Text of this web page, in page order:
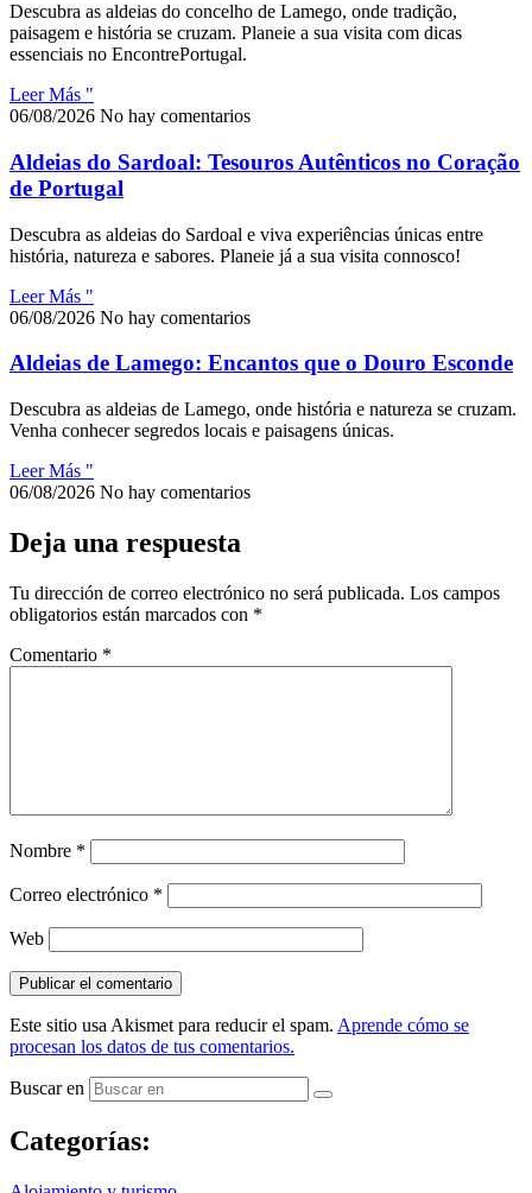
Descubra as aldeias do concelho de Lamego, onde tradição,
paisagem e história se cruzam. Planeie a sua visita com dicas
essenciais no EncontrePortugal.
Leer Más "
06/08/2026 No hay comentarios
Aldeias do Sardoal: Tesouros Autênticos no Coração
de Portugal
Descubra as aldeias do Sardoal e viva experiências únicas entre
história, natureza e sabores. Planeie já a sua visita connosco!
Leer Más "
06/08/2026 No hay comentarios
Aldeias de Lamego: Encantos que o Douro Esconde
Descubra as aldeias de Lamego, onde história e natureza se cruzam.
Venha conhecer segredos locais e paisagens únicas.
Leer Más "
06/08/2026 No hay comentarios
Deja una respuesta
Tu dirección de correo electrónico no será publicada. Los campos
obligatorios están marcados con *
Comentario *
Nombre *
Correo electrónico *
Web
Este sitio usa Akismet para reducir el spam. Aprende cómo se
procesan los datos de tus comentarios.
Buscar en
Categorías: